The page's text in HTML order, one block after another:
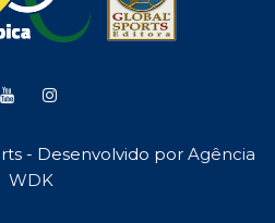
- Desenvolvido por Agência
WDK